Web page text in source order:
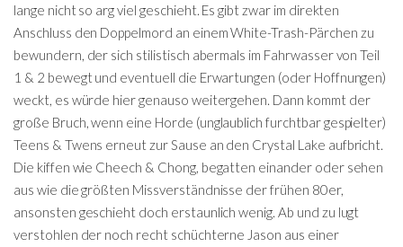
lange nicht so arg viel geschieht. Es gibt zwar im direkten
Anschluss den Doppelmord an einem White-Trash-Pärchen zu
bewundern, der sich stilistisch abermals im Fahrwasser von Teil
1 & 2 bewegt und eventuell die Erwartungen (oder Hoffnungen)
weckt, es würde hier genauso weitergehen. Dann kommt der
große Bruch, wenn eine Horde (unglaublich furchtbar gespielter)
Teens & Twens erneut zur Sause an den Crystal Lake aufbricht.
Die kiffen wie Cheech & Chong, begatten einander oder sehen
aus wie die größten Missverständnisse der frühen 80er,
ansonsten geschieht doch erstaunlich wenig. Ab und zu lugt
verstohlen der noch recht schüchterne Jason aus einer